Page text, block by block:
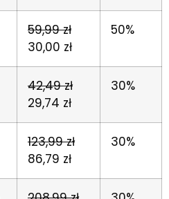
59,99 zł
30,00 zł
50%
42,49 zł
29,74 zł
30%
123,99 zł
86,79 zł
30%